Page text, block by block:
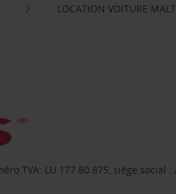
LOCATION VOITURE
TVA: LU 177.80.875, siège social